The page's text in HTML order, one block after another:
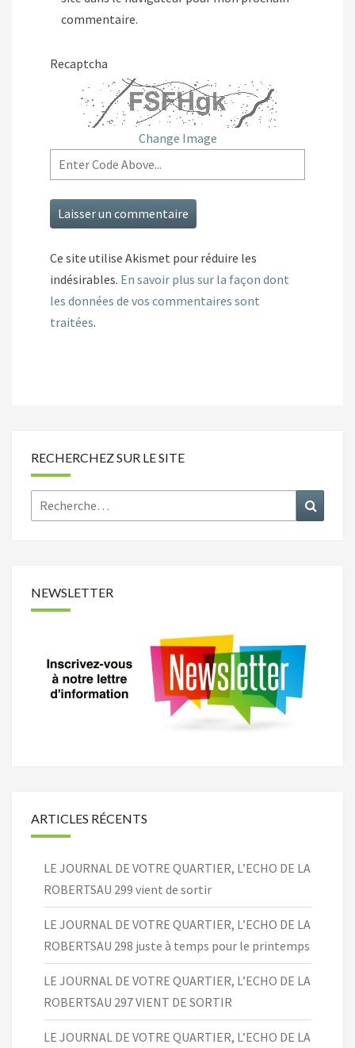
commentaire.
Recaptcha
Change Image
Ce site utilise Akismet pour réduire les
indésirables. En savoir plus sur la façon dont
les données de vos commentaires sont
traitées.
RECHERCHEZ SUR LE SITE
Rechercher :
NEWSLETTER
ARTICLES RÉCENTS
LE JOURNAL DE VOTRE QUARTIER, L’ECHO DE LA
ROBERTSAU 299 vient de sortir
LE JOURNAL DE VOTRE QUARTIER, L’ECHO DE LA
ROBERTSAU 298 juste à temps pour le printemps
LE JOURNAL DE VOTRE QUARTIER, L’ECHO DE LA
ROBERTSAU 297 VIENT DE SORTIR
LE JOURNAL DE VOTRE QUARTIER, L’ECHO DE LA